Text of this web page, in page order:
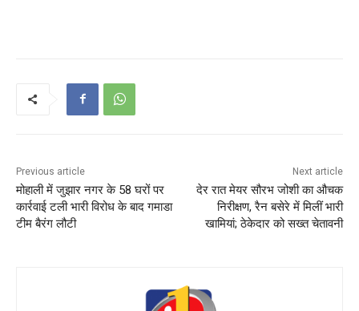
Previous article
मोहाली में जुझार नगर के 58 घरों पर
कार्रवाई टली भारी विरोध के बाद गमाडा
टीम बैरंग लौटी
Next article
देर रात मेयर सौरभ जोशी का औचक
निरीक्षण, रैन बसेरे में मिलीं भारी
खामियां; ठेकेदार को सख्त चेतावनी